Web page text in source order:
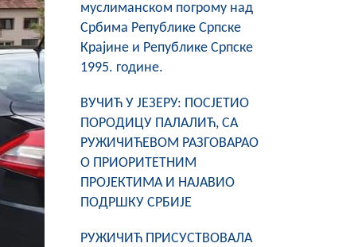
муслиманском погрому над
Србима Републике Српске
Крајине и Републике Српске
1995. године.
ВУЧИЋ У ЈЕЗЕРУ: ПОСЈЕТИО
ПОРОДИЦУ ПАЛАЛИЋ, СА
РУЖИЧИЋЕВОМ РАЗГОВАРАО
О ПРИОРИТЕТНИМ
ПРОЈЕКТИМА И НАЈАВИО
ПОДРШКУ СРБИЈЕ
РУЖИЧИЋ ПРИСУСТВОВАЛА